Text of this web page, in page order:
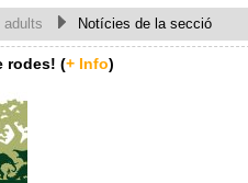
adults Notícies de la secció
rodes! (+ Info)